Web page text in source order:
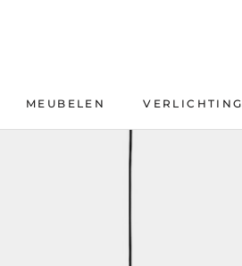
MEUBELEN VERLICHTING